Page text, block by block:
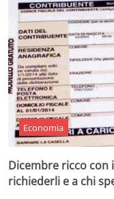
Economia
Dicembre ricco con
richiederli e a chi